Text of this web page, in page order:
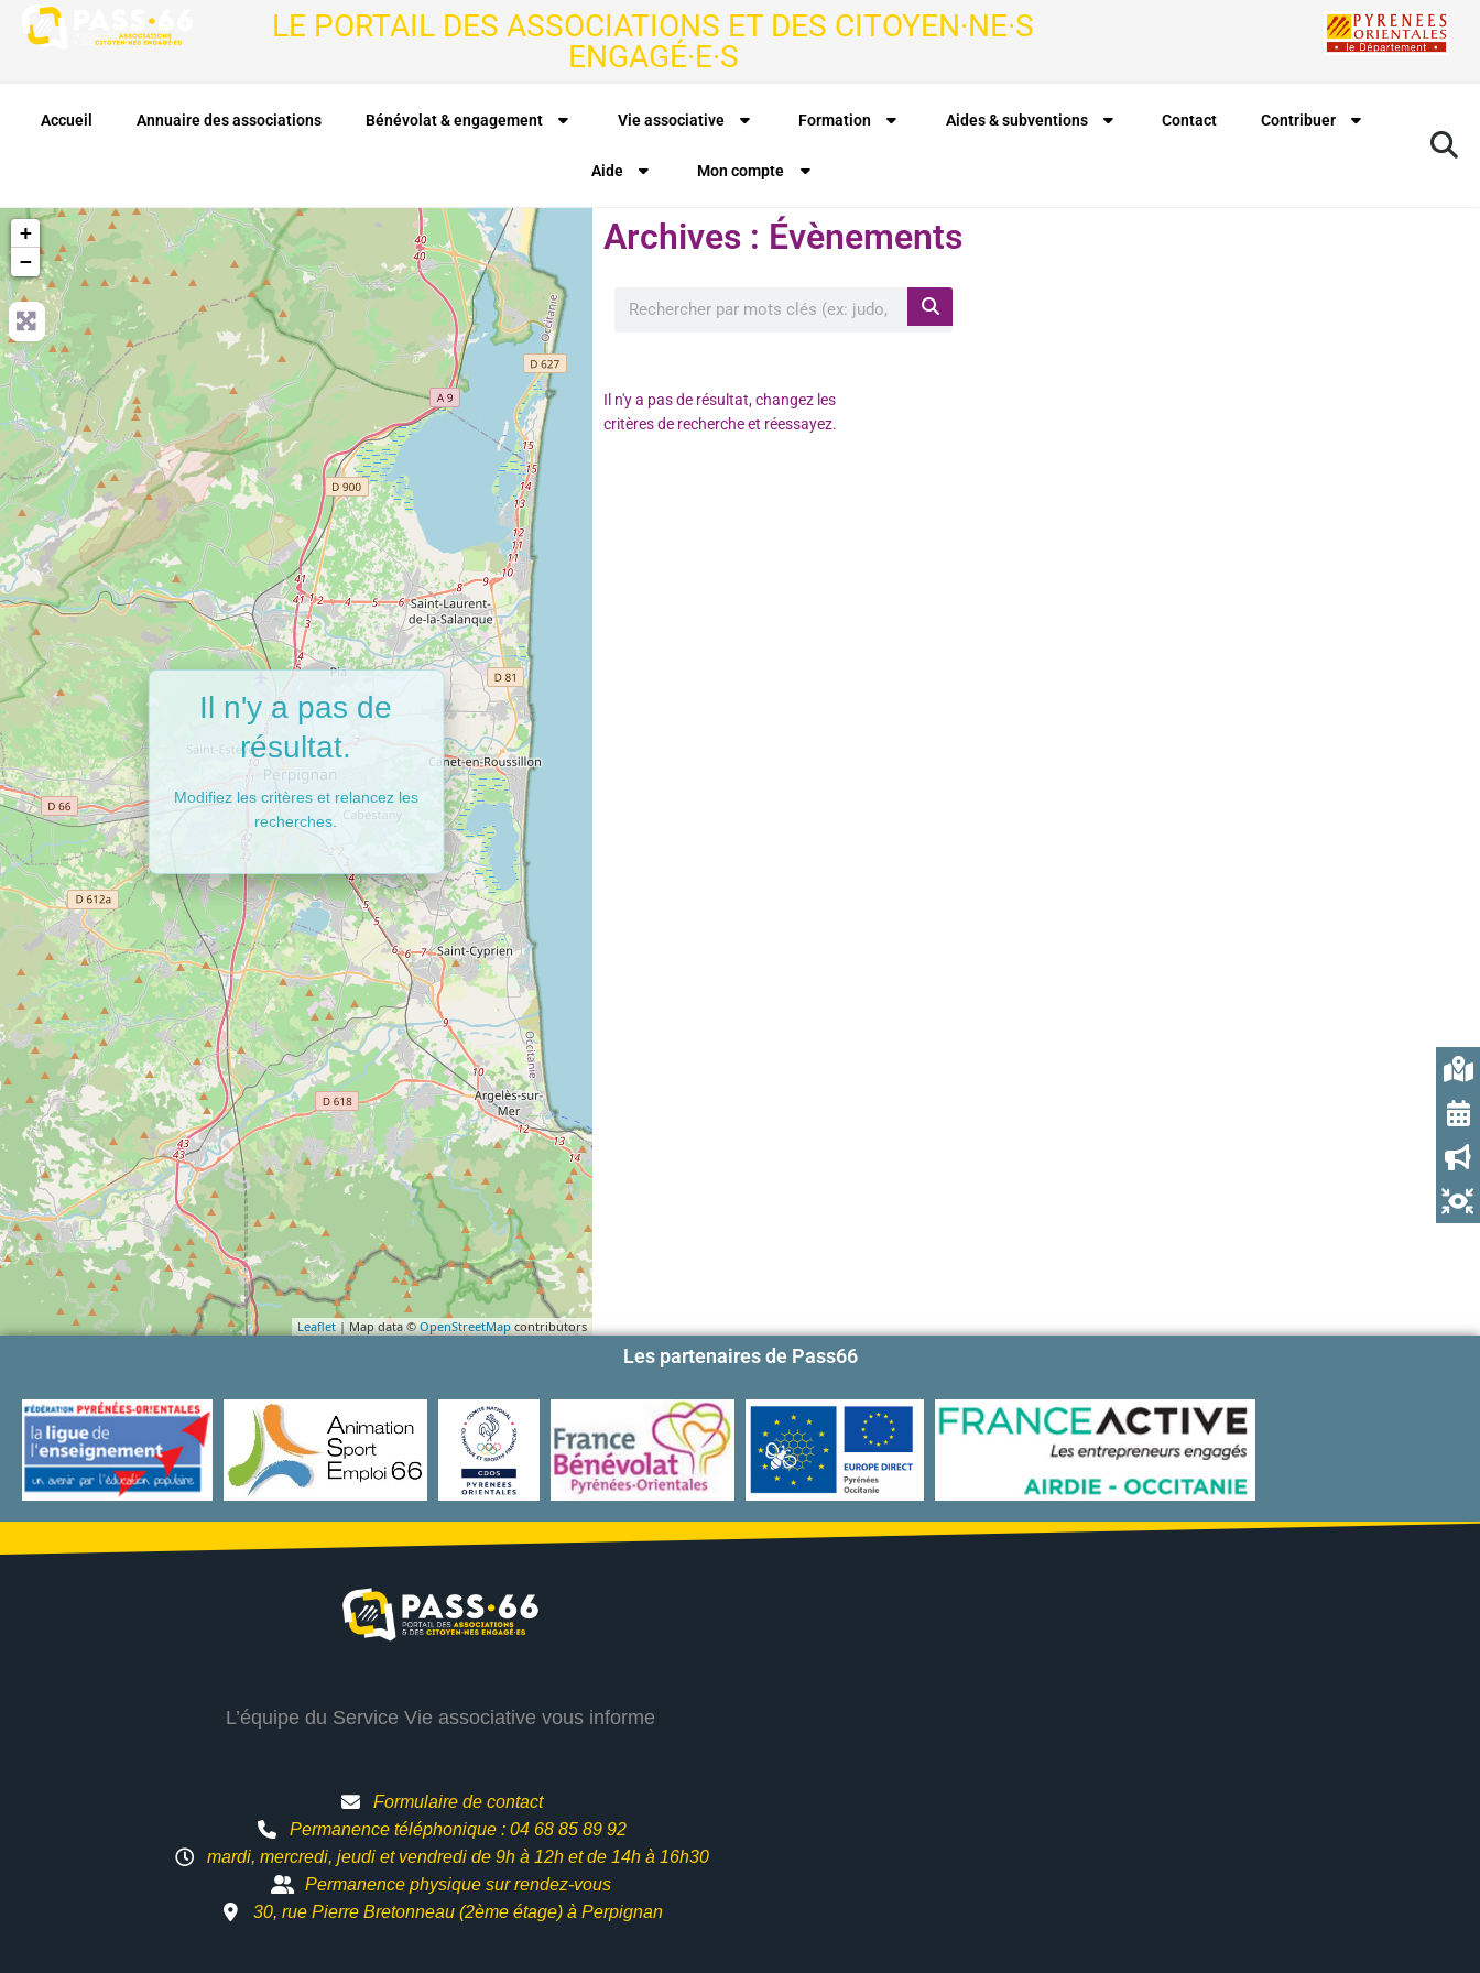
LE PORTAIL DES ASSOCIATIONS ET DES CITOYEN·NE·S
ENGAGÉ·E·S
Accueil Annuaire des associations Bénévolat & engagement Vie associative Formation Aides & subventions Contact Contribuer
Aide Mon compte
+
−
Leaflet| Map data © OpenStreetMapcontributors
Il n'y a pas de
résultat.
Modifiez les critères et relancez les
recherches.
Archives : Évènements
Il n'y a pas de résultat, changez les
critères de recherche et réessayez.
Les partenaires de Pass66
L’équipe du Service Vie associative vous informe
Formulaire de contact
Permanence téléphonique : 04 68 85 89 92
mardi, mercredi, jeudi et vendredi de 9h à 12h etde 14h à 16h30
Permanence physique sur rendez-vous
30, rue Pierre Bretonneau (2ème étage) à Perpignan